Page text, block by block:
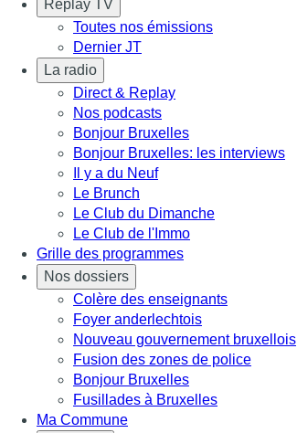
Replay TV
Toutes nos émissions
Dernier JT
La radio
Direct & Replay
Nos podcasts
Bonjour Bruxelles
Bonjour Bruxelles: les interviews
Il y a du Neuf
Le Brunch
Le Club du Dimanche
Le Club de l'Immo
Grille des programmes
Nos dossiers
Colère des enseignants
Foyer anderlechtois
Nouveau gouvernement bruxellois
Fusion des zones de police
Bonjour Bruxelles
Fusillades à Bruxelles
Ma Commune